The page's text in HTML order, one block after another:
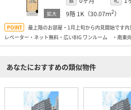
9階 1K（30.07ｍ2）
最上階のお部屋・1月上旬から内見開始です
レベーター・ネット無料・広いBIG ワンルーム ・南東
あなたにおすすめの類似物件